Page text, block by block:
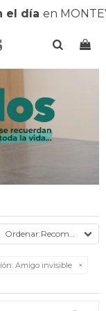
en
Recomendados
Amigo invisible